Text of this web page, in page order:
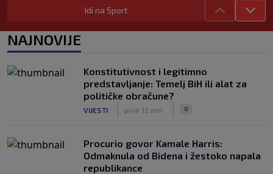
"I danas osjećam ljubomoru": Ana
City ne želi tek tako pustiti Rodrija, evo
koliko traži od Barcelone
NOGOMET
|
prije 5 h 0
Idi na Sport
NAJNOVIJE
Konstitutivnost i legitimno
predstavljanje: Temelj BiH ili alat za
političke obračune?
VIJESTI prije 12 min 0
Procurio govor Kamale Harris:
Odmaknula od Bidena i žestoko napala
republikance